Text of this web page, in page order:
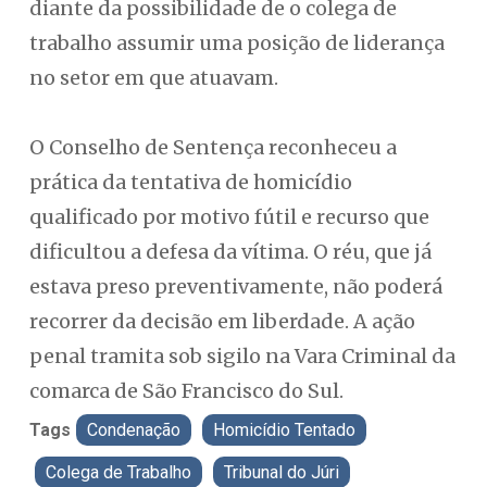
diante da possibilidade de o colega de
trabalho assumir uma posição de liderança
no setor em que atuavam.
O Conselho de Sentença reconheceu a
prática da tentativa de homicídio
qualificado por motivo fútil e recurso que
dificultou a defesa da vítima. O réu, que já
estava preso preventivamente, não poderá
recorrer da decisão em liberdade. A ação
penal tramita sob sigilo na Vara Criminal da
comarca de São Francisco do Sul.
Tags Condenação Homicídio Tentado
Colega de Trabalho Tribunal do Júri